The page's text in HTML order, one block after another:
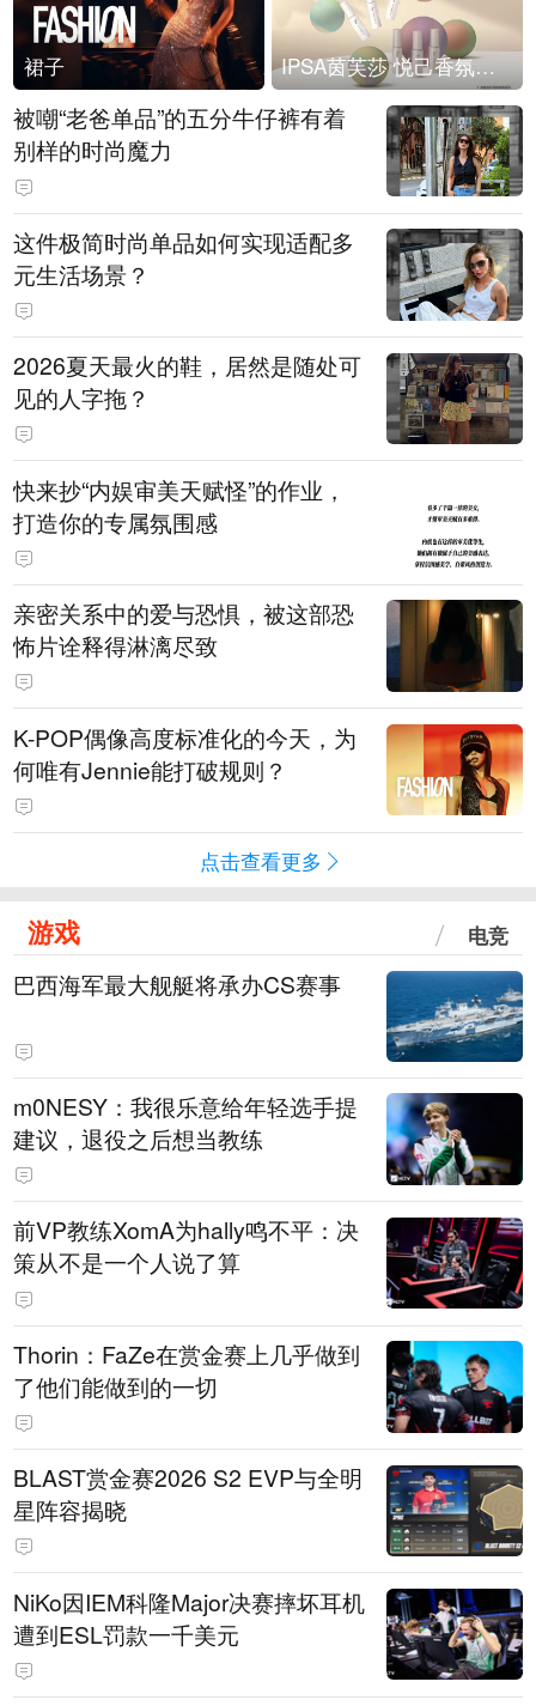
裙子 IPSA茵芙莎 悦己香氛凝露上市
被嘲“老爸单品”的五分牛仔裤有着
别样的时尚魔力
这件极简时尚单品如何实现适配多
元生活场景？
2026夏天最火的鞋，居然是随处可
见的人字拖？
快来抄“内娱审美天赋怪”的作业，
打造你的专属氛围感
亲密关系中的爱与恐惧，被这部恐
怖片诠释得淋漓尽致
K-POP偶像高度标准化的今天，为
何唯有Jennie能打破规则？
点击查看更多
游戏 电竞
巴西海军最大舰艇将承办CS赛事
m0NESY：我很乐意给年轻选手提
建议，退役之后想当教练
前VP教练XomA为hally鸣不平：决
策从不是一个人说了算
Thorin：FaZe在赏金赛上几乎做到
了他们能做到的一切
BLAST赏金赛2026 S2 EVP与全明
星阵容揭晓
NiKo因IEM科隆Major决赛摔坏耳机
遭到ESL罚款一千美元